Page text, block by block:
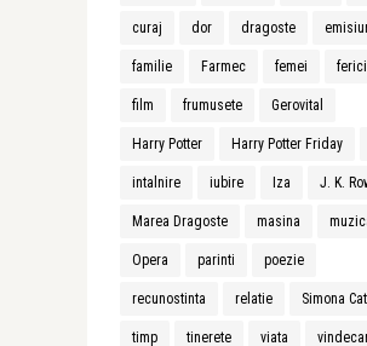
curaj dor dragoste
familie Farmec femei
film frumusete Gerovital
Harry Potter Harry Potter Friday
intalnire iubire Iza J. K.
Marea Dragoste masina
Opera parinti poezie
recunostinta relatie Simona
timp tinerete viata